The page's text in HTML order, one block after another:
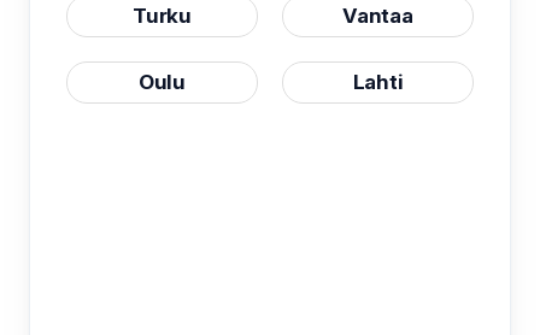
Turku Vantaa
Oulu Lahti